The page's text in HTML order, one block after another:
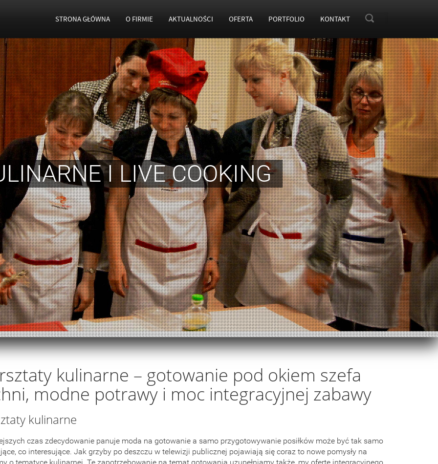
STRONA GŁÓWNA O FIRMIE AKTUALNOŚCI OFERTA PORTFOLIO KONTAKT
I LIVE COOKING
kulinarne – gotowanie pod okiem szefa
modne potrawy i moc integracyjnej zabawy
kulinarne
czas zdecydowanie panuje moda na gotowanie a samo przygotowywanie posiłków może być tak samo
co interesujące. Jak grzyby po deszczu w telewizji publicznej pojawiają się coraz to nowe pomysły na